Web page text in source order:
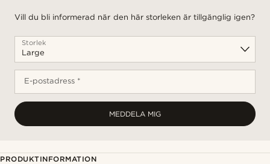
Vill du bli informerad när den här storleken är tillgänglig igen?
Storlek
E-postadress *
MEDDELA MIG
PRODUKTINFORMATION